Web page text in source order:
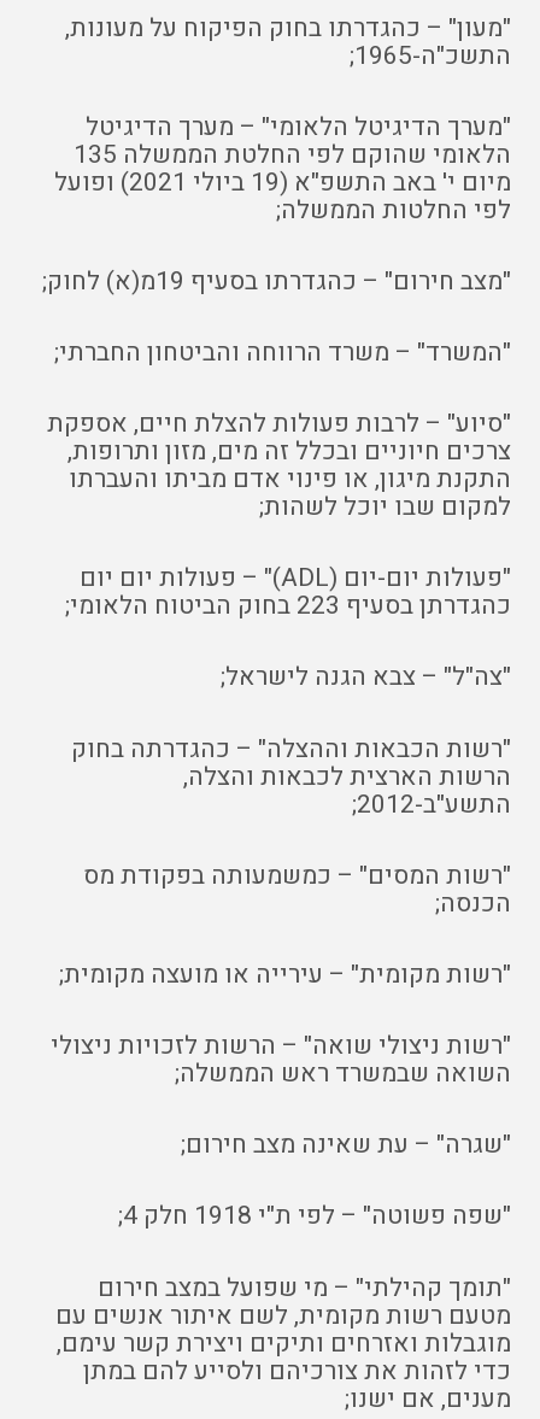
"מעון" – כהגדרתו בחוק הפיקוח על מעונות,
התשכ"ה-1965;
"מערך הדיגיטל הלאומי" – מערך הדיגיטל
הלאומי שהוקם לפי החלטת הממשלה 135
מיום י' באב התשפ"א (19 ביולי 2021) ופועל
לפי החלטות הממשלה;
"מצב חירום" – כהגדרתו בסעיף 19מ(א) לחוק;
"המשרד" – משרד הרווחה והביטחון החברתי;
"סיוע" – לרבות פעולות להצלת חיים, אספקת
צרכים חיוניים ובכלל זה מים, מזון ותרופות,
התקנת מיגון, או פינוי אדם מביתו והעברתו
למקום שבו יוכל לשהות;
"פעולות יום-יום (ADL)" – פעולות יום יום
כהגדרתן בסעיף 223 בחוק הביטוח הלאומי;
"צה"ל" – צבא הגנה לישראל;
"רשות הכבאות וההצלה" – כהגדרתה בחוק
הרשות הארצית לכבאות והצלה,
התשע"ב-2012;
"רשות המסים" – כמשמעותה בפקודת מס
הכנסה;
"רשות מקומית" – עירייה או מועצה מקומית;
"רשות ניצולי שואה" – הרשות לזכויות ניצולי
השואה שבמשרד ראש הממשלה;
"שגרה" – עת שאינה מצב חירום;
"שפה פשוטה" – לפי ת"י 1918 חלק 4;
"תומך קהילתי" – מי שפועל במצב חירום
מטעם רשות מקומית, לשם איתור אנשים עם
מוגבלות ואזרחים ותיקים ויצירת קשר עימם,
כדי לזהות את צורכיהם ולסייע להם במתן
מענים, אם ישנו;